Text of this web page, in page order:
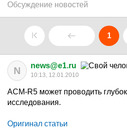
Обсуждение новостей
1
N news@e1.ru
10:13, 12.01.2010
ACM-R5 может проводить
исследования.
Оригинал статьи